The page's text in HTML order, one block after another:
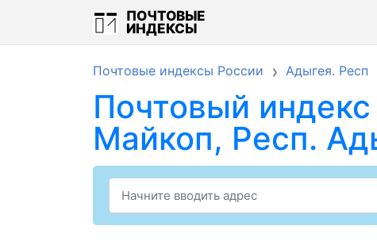
ПОЧТОВЫЕ
ИНДЕКСЫ
Почтовые индексы России Адыгея. Респ
Почтовый
Майкоп, Респ.